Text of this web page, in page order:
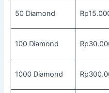
50 Diamond
100 Diamond
1000 Diamond